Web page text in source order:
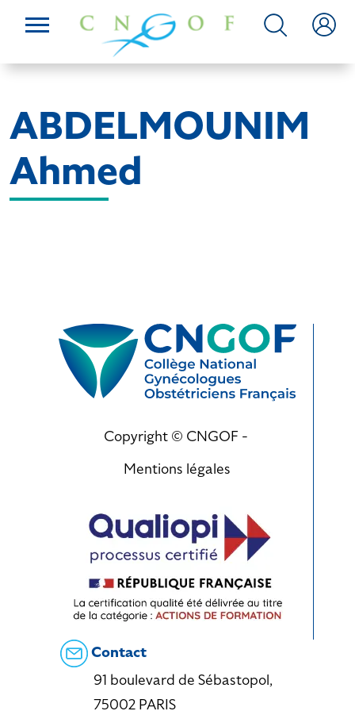
ABDELMOUNIM
Ahmed
Copyright © CNGOF -
Mentions légales
Contact
91 boulevard de Sébastopol,
75002 PARIS